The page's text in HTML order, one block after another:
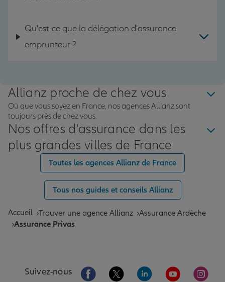
Qu'est-ce que la délégation d'assurance
emprunteur ?
Allianz proche de chez vous
Où que vous soyez en France, nos agences Allianz sont
toujours près de chez vous.
Nos offres d'assurance dans les
plus grandes villes de France
Toutes les agences Allianz de France
Tous nos guides et conseils Allianz
Accueil Trouver une agence Allianz Assurance Ardèche
Assurance Privas
Suivez-nous Aller sur la page Facebook de Allianz
Aller sur la page Twitter de
Aller sur la page
Aller sur la
Aller